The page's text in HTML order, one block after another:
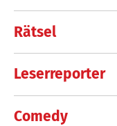
Rätsel
Leserreporter
Comedy